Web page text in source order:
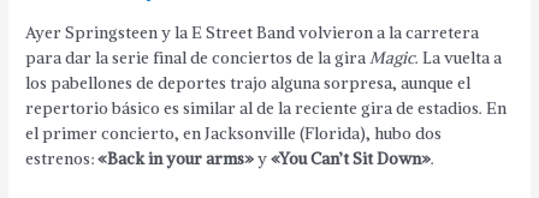
Ayer Springsteen y la E Street Band volvieron a la carretera
para dar la serie final de conciertos de la giraMagic. La vuelta a
los pabellones de deportes trajo alguna sorpresa, aunque el
repertorio básico es similar al de la reciente gira de estadios. En
el primer concierto, en Jacksonville (Florida), hubo dos
estrenos:«Back in your arms»y«You Can’t Sit Down».